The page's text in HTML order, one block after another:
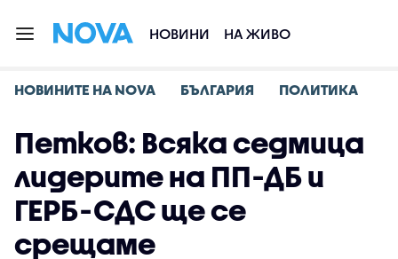
НОВИНИ НА ЖИВО
НОВИНИТЕ НА NOVA БЪЛГАРИЯ ПОЛИТИКА
Петков: Всяка седмица
лидерите на ПП-ДБ и
ГЕРБ-СДС ще се
срещаме